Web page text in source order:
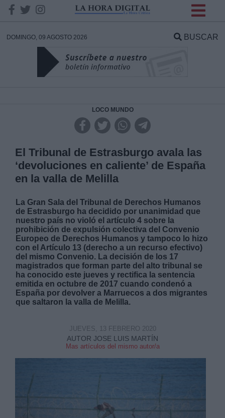
DOMINGO, 09 AGOSTO 2026 BUSCAR
LOCO MUNDO
El Tribunal de Estrasburgo avala las
‘devoluciones en caliente’ de España
en la valla de Melilla
La Gran Sala del Tribunal de Derechos Humanos
de Estrasburgo ha decidido por unanimidad que
nuestro país no violó el artículo 4 sobre la
prohibición de expulsión colectiva del Convenio
Europeo de Derechos Humanos y tampoco lo hizo
con el Artículo 13 (derecho a un recurso efectivo)
del mismo Convenio. La decisión de los 17
magistrados que forman parte del alto tribunal se
ha conocido este jueves y rectifica la sentencia
emitida en octubre de 2017 cuando condenó a
España por devolver a Marruecos a dos migrantes
que saltaron la valla de Melilla.
AUTOR JOSE LUIS MARTÍN
Mas artículos del mismo autor/a
JUEVES, 13 FEBRERO 2020
DATOS
Responsable:
Legitimación:
Destinatarios:
Derechos: